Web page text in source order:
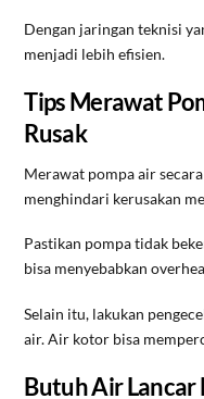
Dengan jaringan teknisi
menjadi lebih efisien.
Tips Merawat
Rusak
Merawat pompa air
menghindari kerusakan
Pastikan pompa tidak
bisa menyebabkan
Selain itu, lakukan
air. Air kotor bisa
Butuh Air Lancar